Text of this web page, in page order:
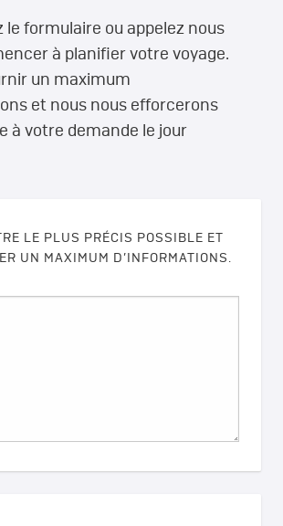
le formulaire ou appelez nous
à planifier votre voyage.
un maximum
et nous nous efforcerons
à votre demande le jour
LE PLUS PRÉCIS POSSIBLE ET
UN MAXIMUM D’INFORMATIONS.